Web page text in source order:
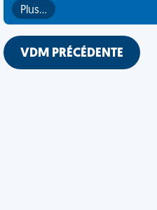
Plus…
VDM PRÉCÉDENTE